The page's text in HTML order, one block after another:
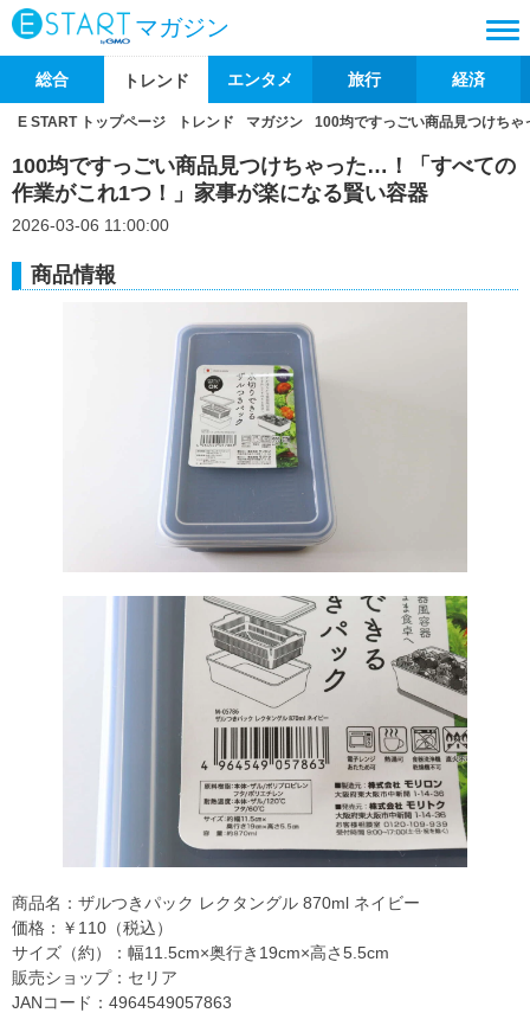
マガジン
総合 トレンド エンタメ 旅行 経済
E START トップページ トレンド マガジン 100均ですっごい商品見つけち
100均ですっごい商品見つけちゃった…！「すべての
作業がこれ1つ！」家事が楽になる賢い容器
2026-03-06 11:00:00
商品情報
商品名：ザルつきパック レクタングル 870ml ネイビー
価格：￥110（税込）
サイズ（約）：幅11.5cm×奥行き19cm×高さ5.5cm
販売ショップ：セリア
JANコード：4964549057863